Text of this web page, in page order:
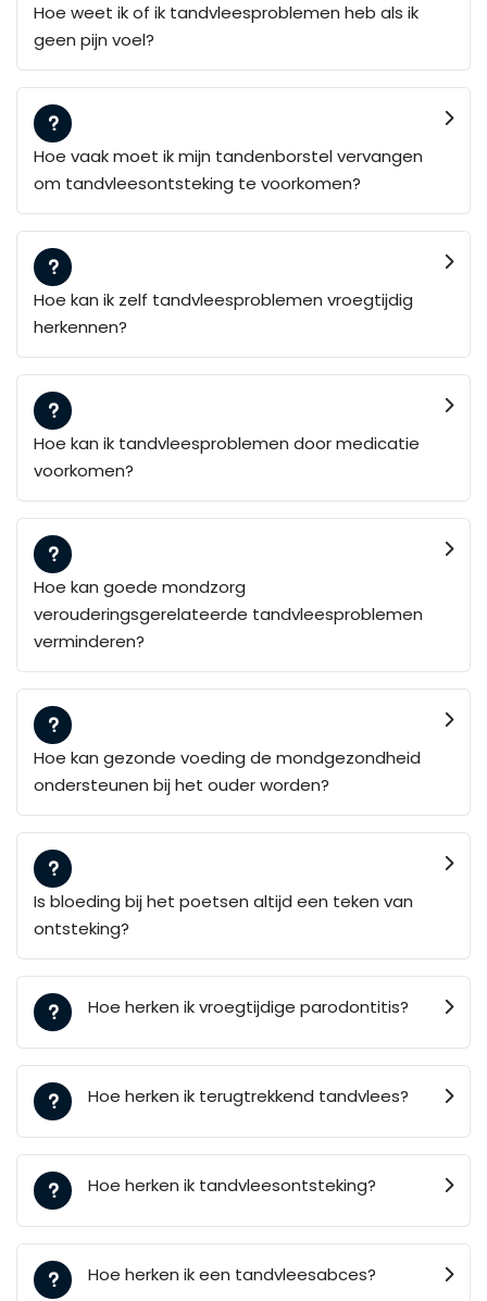
Hoe weet ik of ik tandvleesproblemen heb als ik
geen pijn voel?
Hoe vaak moet ik mijn tandenborstel vervangen
om tandvleesontsteking te voorkomen?
Hoe kan ik zelf tandvleesproblemen vroegtijdig
herkennen?
Hoe kan ik tandvleesproblemen door medicatie
voorkomen?
Hoe kan goede mondzorg
verouderingsgerelateerde tandvleesproblemen
verminderen?
Hoe kan gezonde voeding de mondgezondheid
ondersteunen bij het ouder worden?
Is bloeding bij het poetsen altijd een teken van
ontsteking?
Hoe herken ik vroegtijdige parodontitis?
Hoe herken ik terugtrekkend tandvlees?
Hoe herken ik tandvleesontsteking?
Hoe herken ik een tandvleesabces?